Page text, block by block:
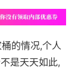
的情况,个人
是天天如此,